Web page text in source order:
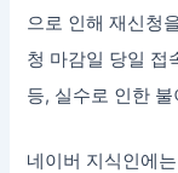
으로 인해 재신청
청 마감일 당일 접
등, 실수로 인한
네이버 지식인에